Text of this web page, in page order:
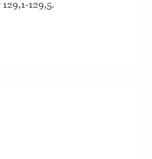
129,5.